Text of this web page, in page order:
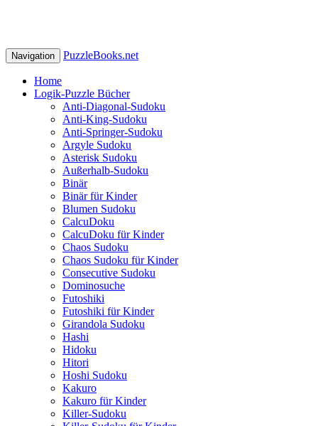
Navigation PuzzleBooks.net
Home
Logik-Puzzle Bücher
Anti-Diagonal-Sudoku
Anti-King-Sudoku
Anti-Springer-Sudoku
Argyle Sudoku
Asterisk Sudoku
Außerhalb-Sudoku
Binär
Binär für Kinder
Blumen Sudoku
CalcuDoku
CalcuDoku für Kinder
Chaos Sudoku
Chaos Sudoku für Kinder
Consecutive Sudoku
Dominosuche
Futoshiki
Futoshiki für Kinder
Girandola Sudoku
Hashi
Hidoku
Hitori
Hoshi Sudoku
Kakuro
Kakuro für Kinder
Killer-Sudoku